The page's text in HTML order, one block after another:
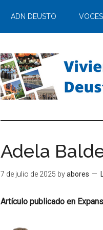
ADN DEUSTO
Adela
7 de julio de 2025 byabores
Artículo publicado en